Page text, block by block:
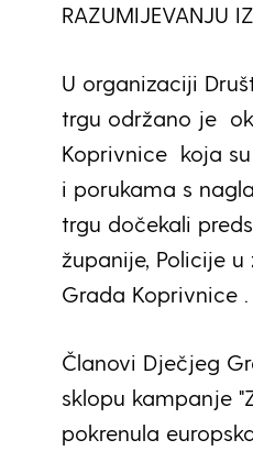
RAZUMIJEVANJU
U organizaciji
trgu održano je
Koprivnice koja
i porukama s
trgu dočekali
županije, Policije
Grada
Članovi Dječjeg
sklopu kampanje
pokrenula